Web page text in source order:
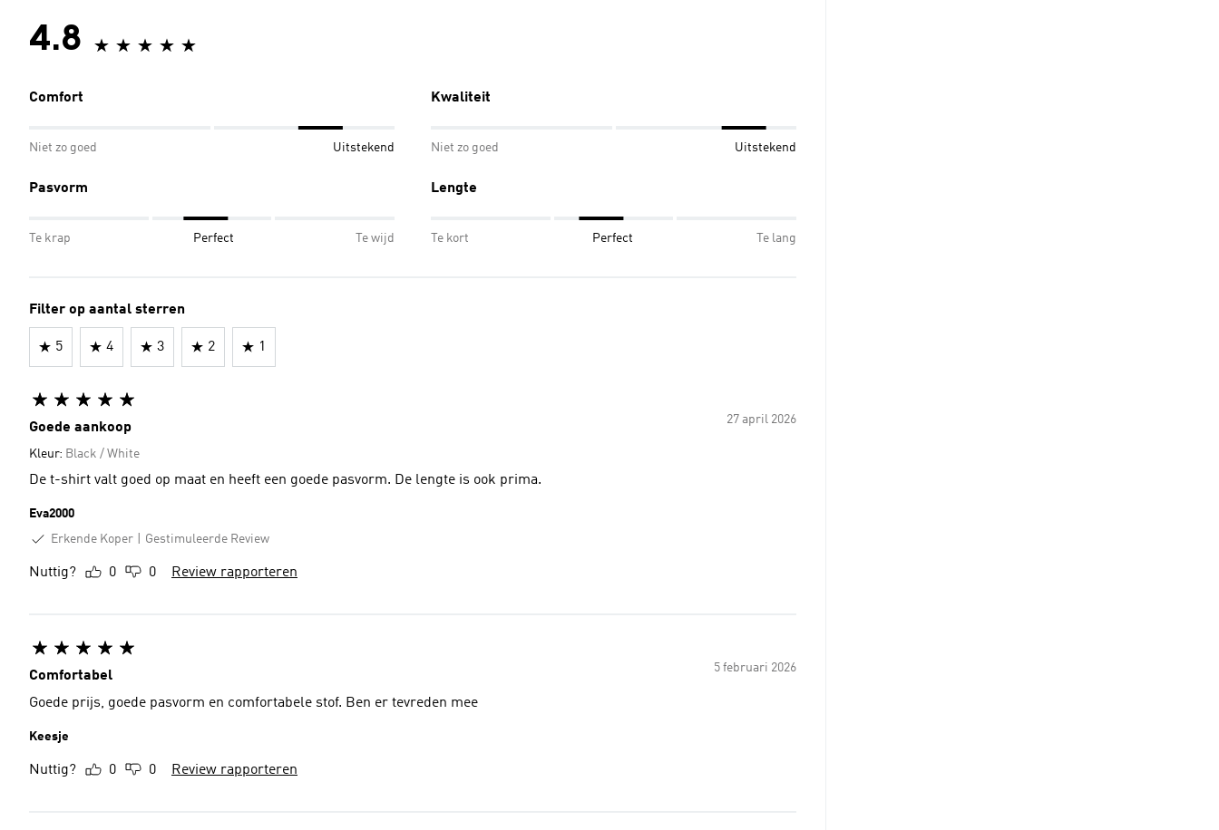
4.8
Comfort
Niet zo goed Uitstekend
Kwaliteit
Niet zo goed Uitstekend
Pasvorm
Te krap Perfect Te wijd
Lengte
Te kort Perfect Te lang
Filter op aantal sterren
5 4 3 2 1
27 april 2026
Goede aankoop
Kleur: Black / White
De t-shirt valt goed op maat en heeft een goede pasvorm. De lengte is ook prima.
Eva2000
Erkende Koper
Gestimuleerde Review
Nuttig? 0 0 Review rapporteren
5 februari 2026
Comfortabel
Goede prijs, goede pasvorm en comfortabele stof. Ben er tevreden mee
Keesje
Nuttig? 0 0 Review rapporteren